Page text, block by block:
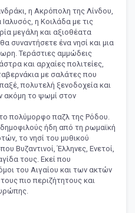
η Ακρόπολη της Λίνδου,
η Κοιλάδα με τις
μεγάλη και αξιοθέατα
συναντήσετε ένα νησί και μια
Τεράστιες αμμώδεις
και αρχαίες πολιτείες,
με σαλάτες που
πολυτελή ξενοδοχεία και
ακόμη το ψωμί στον
πολύμορφο παζλ της Ρόδου.
ήδη από τη ρωμαϊκή
το νησί του μυθικού
Βυζαντινοί, Έλληνες, Ενετοί,
τους. Εκεί που
του Αιγαίου και των ακτών
πιο περιζήτητους και